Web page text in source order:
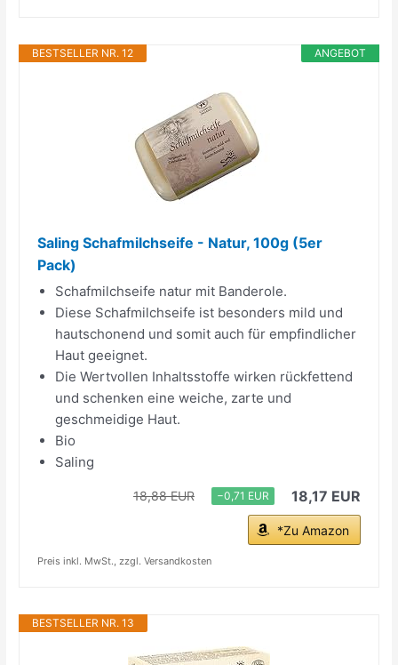
ANGEBOT
BESTSELLER NR. 12
Saling Schafmilchseife - Natur, 100g (5er
Pack)
Schafmilchseife natur mit Banderole.
Diese Schafmilchseife ist besonders mild und
hautschonend und somit auch für empfindlicher
Haut geeignet.
Die Wertvollen Inhaltsstoffe wirken rückfettend
und schenken eine weiche, zarte und
geschmeidige Haut.
Bio
Saling
18,88 EUR −0,71 EUR 18,17 EUR
*Zu Amazon
Preis inkl. MwSt., zzgl. Versandkosten
BESTSELLER NR. 13